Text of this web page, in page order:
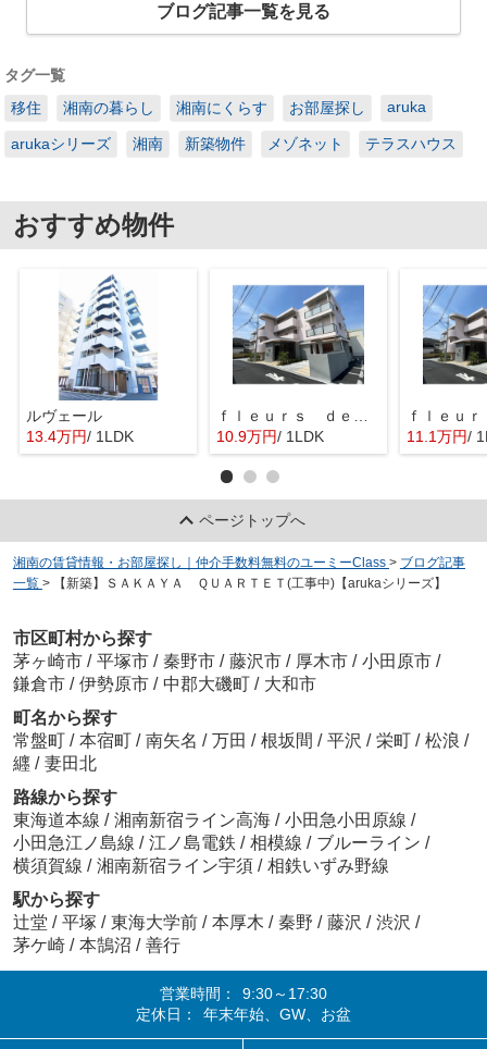
ブログ記事一覧を見る
タグ一覧
移住
湘南の暮らし 湘南にくらす お部屋探し aruka
arukaシリーズ 湘南 新築物件 メゾネット テラスハウス
おすすめ物件
ルヴェール
13.4万円/ 1LDK
ｆｌｅｕｒｓ ｄｅ ｃｅｒｉｓｉｅｒ
10.9万円/ 1LDK 11.1万円/
ページトップへ
湘南の賃貸情報・お部屋探し｜仲介手数料無料のユーミーClass > ブログ記事
一覧 > 【新築】ＳＡＫＡＹＡ ＱＵＡＲＴＥＴ(工事中)【arukaシリーズ】
市区町村から探す
茅ヶ崎市 / 平塚市 / 秦野市 / 藤沢市 / 厚木市 / 小田原市 /
鎌倉市 / 伊勢原市 / 中郡大磯町 / 大和市
町名から探す
常盤町 / 本宿町 / 南矢名 / 万田 / 根坂間 / 平沢 / 栄町 / 松浪 /
纒 / 妻田北
路線から探す
東海道本線 / 湘南新宿ライン高海 / 小田急小田原線 /
小田急江ノ島線 / 江ノ島電鉄 / 相模線 / ブルーライン /
横須賀線 / 湘南新宿ライン宇須 / 相鉄いずみ野線
駅から探す
辻堂 / 平塚 / 東海大学前 / 本厚木 / 秦野 / 藤沢 / 渋沢 /
茅ケ崎 / 本鵠沼 / 善行
営業時間：
9:30～17:30
定休日：
年末年始、GW、お盆